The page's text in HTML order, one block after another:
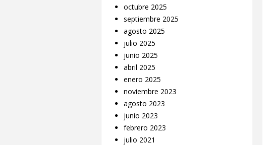
octubre 2025
septiembre 2025
agosto 2025
julio 2025
junio 2025
abril 2025
enero 2025
noviembre 2023
agosto 2023
junio 2023
febrero 2023
julio 2021